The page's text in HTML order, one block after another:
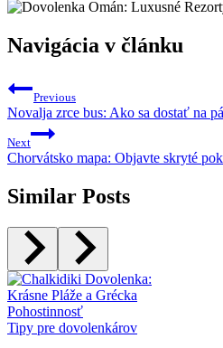
Navigácia v článku
Previous
Novalja zrce bus: Ako sa dostať na
Next
Chorvátsko mapa: Objavte skryté
Similar Posts
Tipy pre dovolenkárov